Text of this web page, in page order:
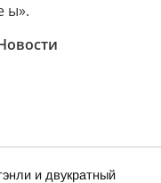
ы».
и двукратный